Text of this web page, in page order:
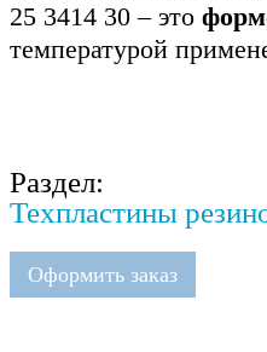
25 3414 30 – это
температурой
Раздел:
Техпластины
Оформить заказ